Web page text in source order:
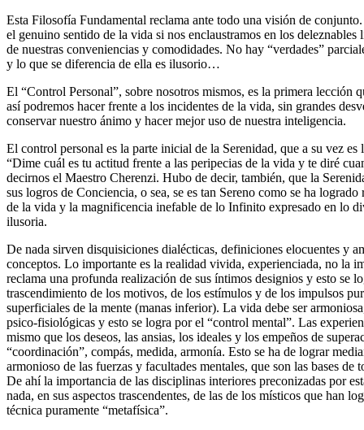
Esta Filosofía Fundamental reclama ante todo una visión de
el genuino sentido de la vida si nos enclaustramos en los
de nuestras conveniencias y comodidades. No hay “verdades”
y lo que se diferencia de ella es ilusorio…
El “Control Personal”, sobre nosotros mismos, es la primera lección
así podremos hacer frente a los incidentes de la vida, sin grandes
conservar nuestro ánimo y hacer mejor uso de nuestra inteligencia.
El control personal es la parte inicial de la Serenidad, que a su vez
“Dime cuál es tu actitud frente a las peripecias de la vida y te diré
decirnos el Maestro Cherenzi. Hubo de decir, también, que la
sus logros de Conciencia, o sea, se es tan Sereno como se ha
de la vida y la magnificencia inefable de lo Infinito expresado en lo
ilusoria.
De nada sirven disquisiciones dialécticas, definiciones elocuentes y
conceptos. Lo importante es la realidad vivida, experienciada, no la
reclama una profunda realización de sus íntimos designios y esto se
trascendimiento de los motivos, de los estímulos y de los impulsos
superficiales de la mente (manas inferior). La vida debe ser
psico-fisiológicas y esto se logra por el “control mental”. Las
mismo que los deseos, las ansias, los ideales y los empeños de
“coordinación”, compás, medida, armonía. Esto se ha de lograr
armonioso de las fuerzas y facultades mentales, que son las bases
De ahí la importancia de las disciplinas interiores preconizadas por
nada, en sus aspectos trascendentes, de las de los místicos que han
técnica puramente “metafísica”.